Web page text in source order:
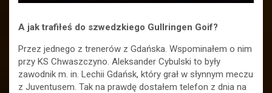
A jak trafiłeś do szwedzkiego Gullringen Goif?
Przez jednego z trenerów z Gdańska. Wspominałem o nim
przy KS Chwaszczyno. Aleksander Cybulski to były
zawodnik m. in. Lechii Gdańsk, który grał w słynnym meczu
z Juventusem. Tak na prawdę dostałem telefon z dnia na